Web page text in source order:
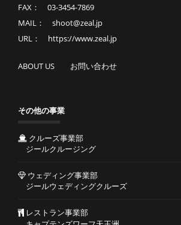
FAX： 03-3454-7869
MAIL： shoot@zeal.jp
URL： https://www.zeal.jp
ABOUT US お問い合わせ
その他の事業
クルーズ事業部
ジールクルージング
ウェディング事業部
ジールウェディングクルーズ
レストラン事業部